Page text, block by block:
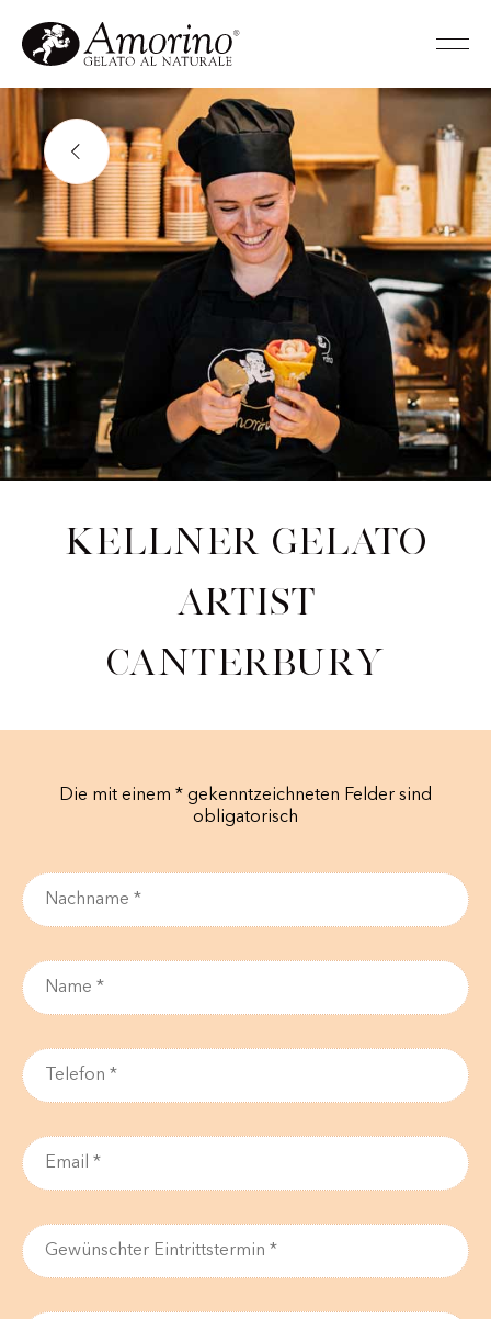
Kellner Gelato
Artist
Canterbury
Die mit einem * gekenntzeichneten Felder sind
obligatorisch